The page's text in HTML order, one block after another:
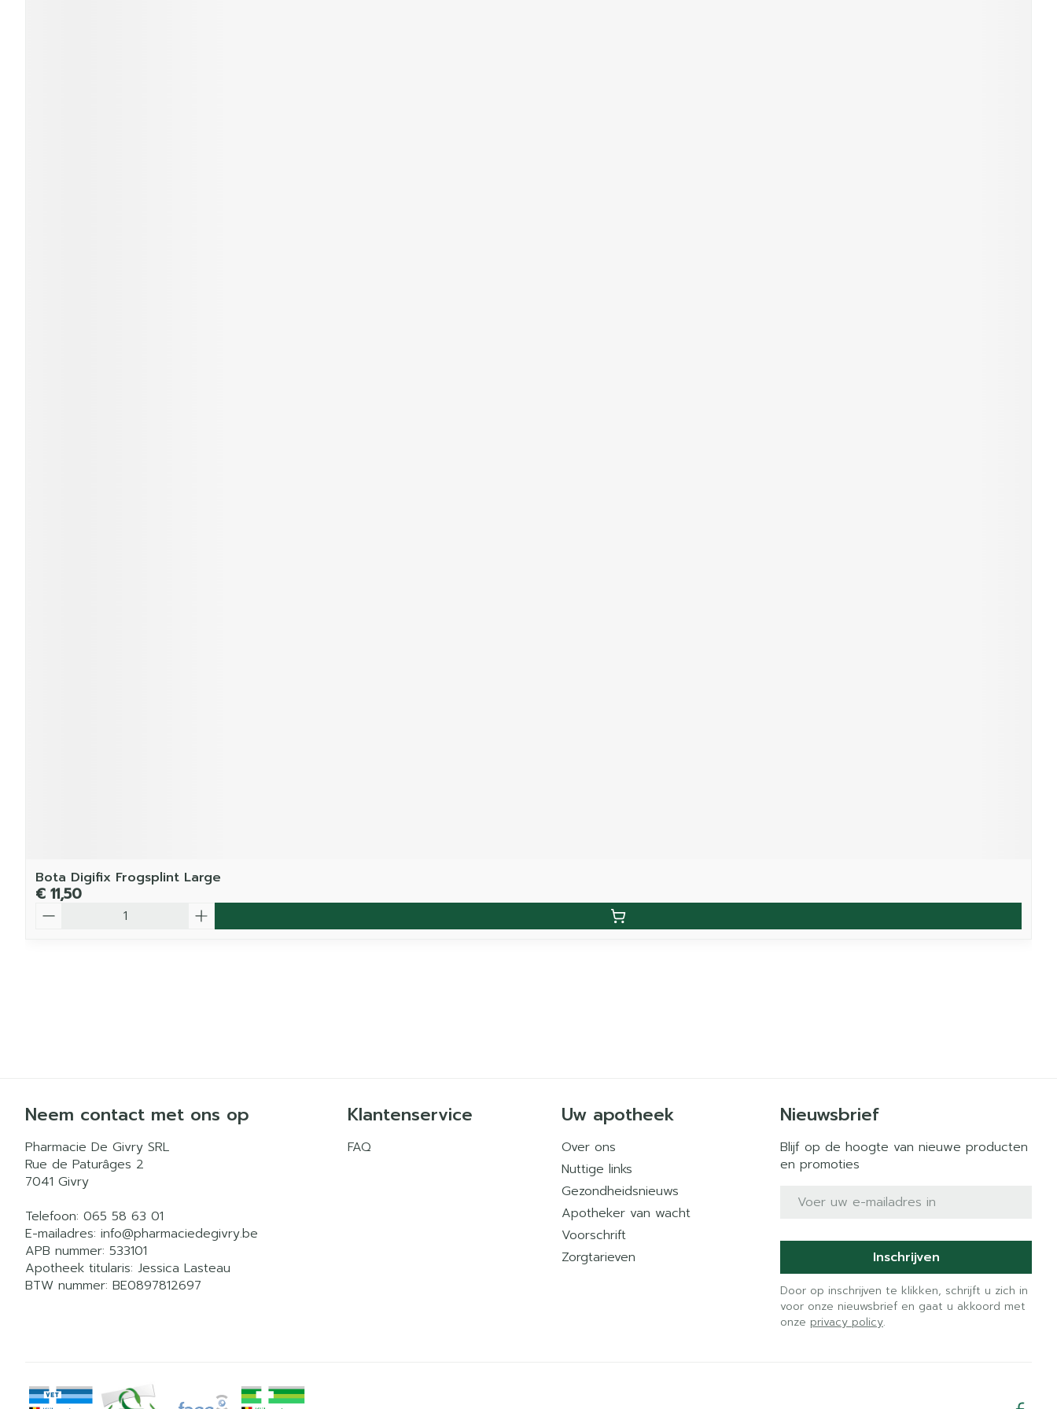
Bota Digifix Frogsplint Large
€ 11,50
Neem contact met ons op
Pharmacie De Givry SRL
Rue de Paturâges 2
7041 Givry
Telefoon: 065 58 63 01
E-mailadres: info@pharmaciedegivry.be
APB nummer: 533101
Apotheek titularis: Jessica Lasteau
BTW nummer: BE0897812697
Klantenservice
FAQ
Uw apotheek
Over ons
Nuttige links
Gezondheidsnieuws
Apotheker van wacht
Voorschrift
Zorgtarieven
Nieuwsbrief
Blijf op de hoogte van nieuwe producten
en promoties
E-mail adres
Inschrijven
Door op inschrijven te klikken, schrijft u zich in
voor onze nieuwsbrief en gaat u akkoord met
onze privacy policy.